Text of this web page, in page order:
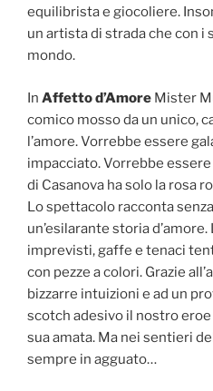
equilibrista e giocoliere.
un artista di strada che con i
mondo.
In Affetto d’Amore Mister
comico mosso da un unico,
l’amore. Vorrebbe essere
impacciato. Vorrebbe
di Casanova ha solo la rosa
Lo spettacolo racconta
un’esilarante storia
imprevisti, gaffe e tenaci
con pezze a colori. Grazie
bizzarre intuizioni e ad un
scotch adesivo il nostro
sua amata. Ma nei sentieri
sempre in agguato…